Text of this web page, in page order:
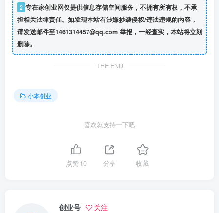
2 专在家创业网仅提供信息存储空间服务，不拥有所有权，不承
担相关法律责任。如发现本站有涉嫌抄袭侵权/违法违规的内容，
请发送邮件至1461314457@qq.com 举报，一经查实，本站将立刻
删除。
THE END
小本创业
喜欢就支持一下吧
点赞10 分享 收藏
创业号 关注